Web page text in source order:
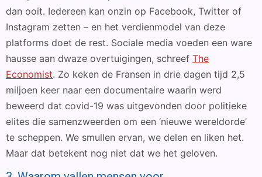
dan ooit. Iedereen kan onzin op Facebook, Twitter of
Instagram zetten – en het verdienmodel van deze
platforms doet de rest. Sociale media voeden een ware
hausse aan dwaze overtuigingen, schreef The
Economist. Zo keken de Fransen in drie dagen tijd 2,5
miljoen keer naar een documentaire waarin werd
beweerd dat covid-19 was uitgevonden door politieke
elites die samenzweerden om een ‘nieuwe wereldorde’
te scheppen. We smullen ervan, we delen en liken het.
Maar dat betekent nog niet dat we het geloven.